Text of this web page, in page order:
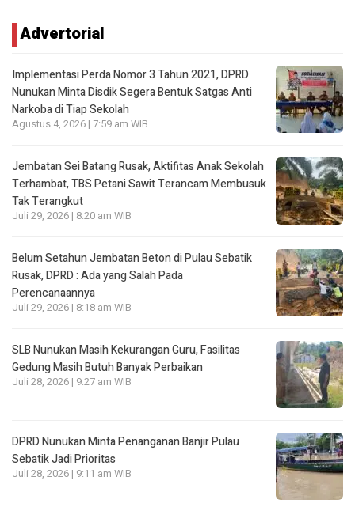
Advertorial
Implementasi Perda Nomor 3 Tahun 2021, DPRD
Nunukan Minta Disdik Segera Bentuk Satgas Anti
Narkoba di Tiap Sekolah
Agustus 4, 2026 | 7:59 am WIB
Jembatan Sei Batang Rusak, Aktifitas Anak Sekolah
Terhambat, TBS Petani Sawit Terancam Membusuk
Tak Terangkut
Juli 29, 2026 | 8:20 am WIB
Belum Setahun Jembatan Beton di Pulau Sebatik
Rusak, DPRD : Ada yang Salah Pada
Perencanaannya
Juli 29, 2026 | 8:18 am WIB
SLB Nunukan Masih Kekurangan Guru, Fasilitas
Gedung Masih Butuh Banyak Perbaikan
Juli 28, 2026 | 9:27 am WIB
DPRD Nunukan Minta Penanganan Banjir Pulau
Sebatik Jadi Prioritas
Juli 28, 2026 | 9:11 am WIB